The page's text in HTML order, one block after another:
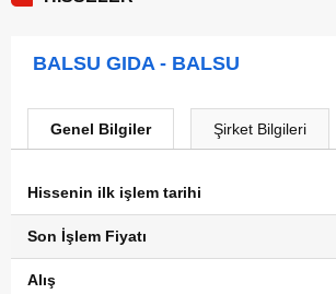
BALSU GIDA - BALSU
Genel Bilgiler Şirket Bilgileri
Hissenin ilk işlem tarihi
Son İşlem Fiyatı
Alış